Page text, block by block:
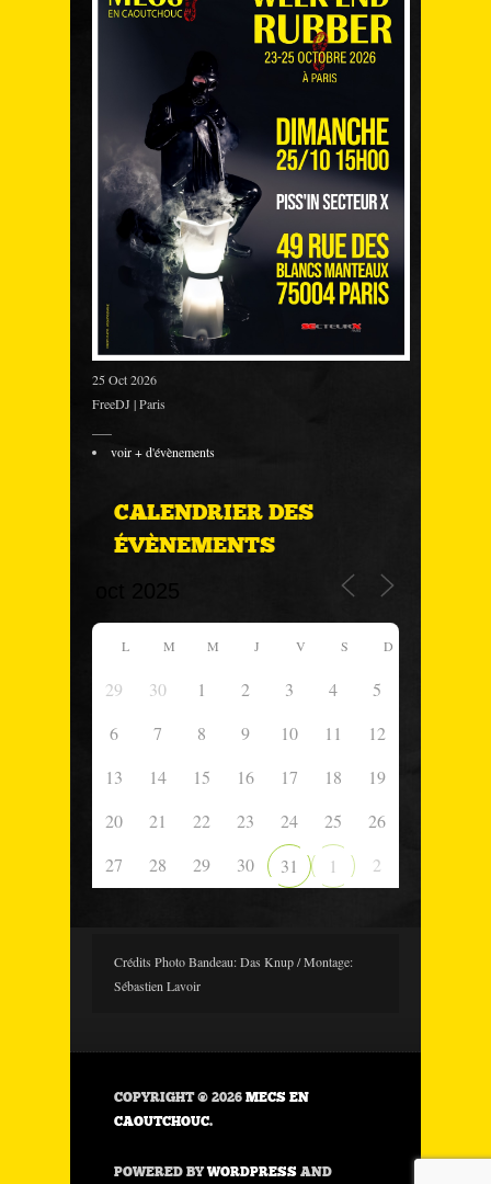
25 Oct 2026
FreeDJ | Paris
voir + d'évènements
CALENDRIER DES
ÉVÈNEMENTS
L M M J V S D
29 30 1 2 3 4
5
6
7 8 9 10 11
12
13
14 15 16 17 18
19
20
21 22 23 24 25
26
27
28 29 30 31 1 2
Crédits Photo Bandeau: Das Knup / Montage:
Sébastien Lavoir
COPYRIGHT © 2026 MECS EN
CAOUTCHOUC.
POWERED BYWORDPRESS AND